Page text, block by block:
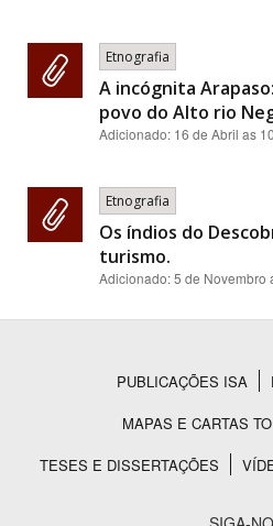
Etnografia
A incógnita
povo do Alto rio
Adicionado: 16 de Abril as
Etnografia
Os índios do
turismo.
Adicionado:5 de Novembro
Rodapé
PUBLICAÇÕES ISA
MAPAS E CARTAS
TESES E DISSERTAÇÕES